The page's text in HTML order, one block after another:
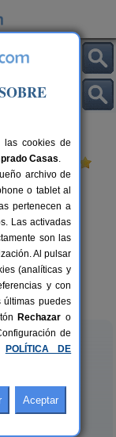
6-16+1 pers.
desde38 €
las cookies de
Casas.
archivo de
o tablet al
pertenecen a
Las activadas
son las
Al pulsar
(analíticas y
y con
últimas puedes
Rechazar o
de
POLÍTICA DE